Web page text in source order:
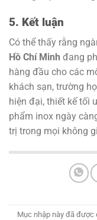
5. Kết luận
Có thể thấy rằng
Hồ Chí Minh đang
hàng đầu cho các
khách sạn, trường
hiện đại, thiết kế tối
phẩm inox ngày
trị trong mọi không
Mục nhập này đã được